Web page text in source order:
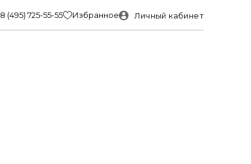
8 (495) 725-55-55 Избранное Личный кабинет